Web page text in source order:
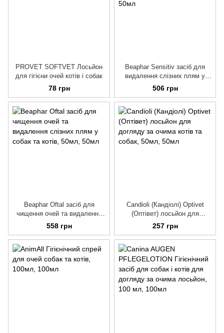
PROVET SOFTVET Лосьйон
для гігієни очей котів і собак
78 грн
Beaphar Sensitiv засіб для
видалення слізних плям у
собак та котів, 50мл
506 грн
Beaphar Oftal засіб для
чищення очей та видалення
слізних плям у собак та котів,
50мл
558 грн
Candioli (Кандіолі) Optivet
(Оптівет) лосьйон для
догляду за очима котів та
собак, 50мл
257 грн